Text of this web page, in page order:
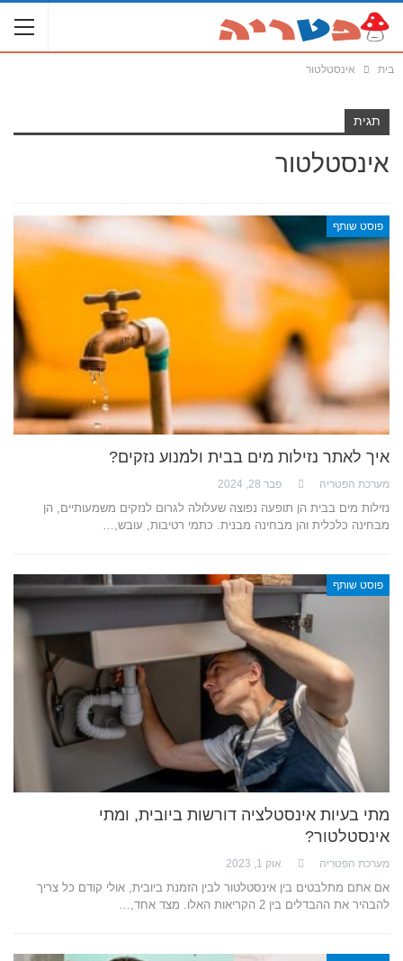
בית אינסטלטור
תגית
אינסטלטור
פוסט שותף
איך לאתר נזילות מים בבית ולמנוע נזקים?
מערכת הפטריה פבר 28, 2024
נזילות מים בבית הן תופעה נפוצה שעלולה לגרום לנזקים משמעותיים, הן
מבחינה כלכלית והן מבחינה מבנית. כתמי רטיבות, עובש,…
פוסט שותף
מתי בעיות אינסטלציה דורשות ביובית, ומתי
אינסטלטור?
מערכת הפטריה אוק 1, 2023
אם אתם מתלבטים בין אינסטלטור לבין הזמנת ביובית, אולי קודם כל צריך
להבהיר את ההבדלים בין 2 הקריאות האלו. מצד אחד,…